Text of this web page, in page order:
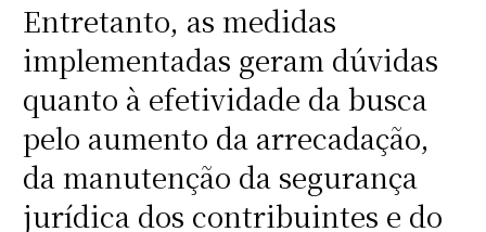
Entretanto, as medidas
implementadas geram dúvidas
quanto à efetividade da busca
pelo aumento da arrecadação,
da manutenção da segurança
jurídica dos contribuintes e do